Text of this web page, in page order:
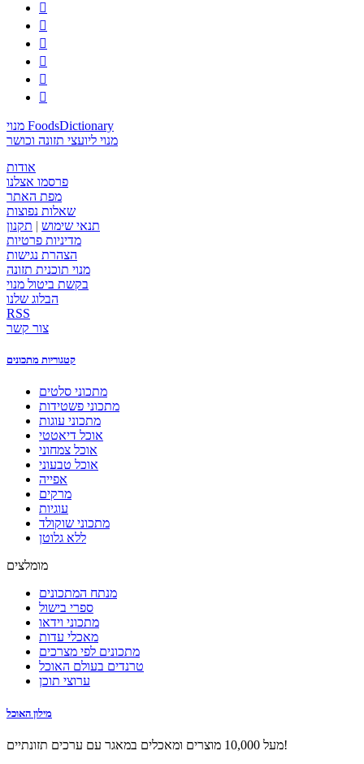






מנוי FoodsDictionary
מנוי ליועצי תזונה וכושר
אודות
פרסמו אצלנו
מפת האתר
שאלות נפוצות
תנאי שימוש | תקנון
מדיניות פרטיות
הצהרת נגישות
מנוי תוכנית תזונה
בקשת ביטול מנוי
הבלוג שלנו
RSS
צור קשר
קטגוריות מתכונים
מתכוני סלטים
מתכוני פשטידות
מתכוני עוגות
אוכל דיאטטי
אוכל צמחוני
אוכל טבעוני
אפייה
מרקים
עוגיות
מתכוני שוקולד
ללא גלוטן
מומלצים
מנתח המתכונים
ספרי בישול
מתכוני וידאו
מאכלי עדות
מתכונים לפי מצרכים
טרנדים בעולם האוכל
ערוצי תוכן
מילון האוכל
מעל 10,000 מוצרים ומאכלים במאגר עם ערכים תזונתיים!